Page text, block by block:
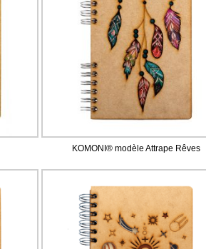
KOMONI® modèle Attrape Rêves